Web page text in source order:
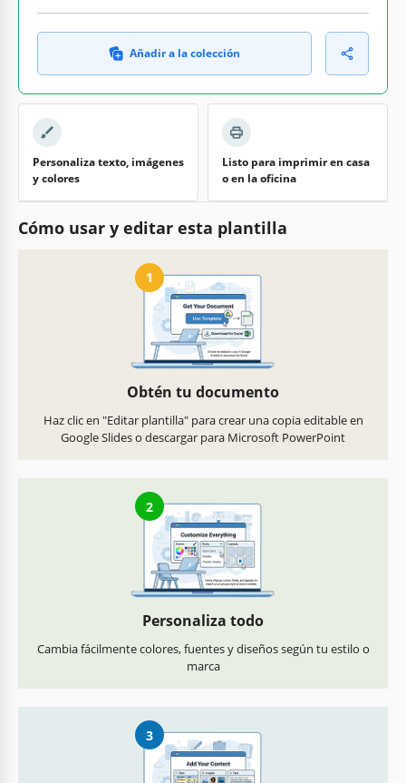
Añadir a la colección
Personaliza texto, imágenes
y colores
Listo para imprimir en casa
o en la oficina
Cómo usar y editar esta plantilla
1
Obtén tu documento
Haz clic en "Editar plantilla" para crear una copia editable en
Google Slides o descargar para Microsoft PowerPoint
2
Personaliza todo
Cambia fácilmente colores, fuentes y diseños según tu estilo o
marca
3